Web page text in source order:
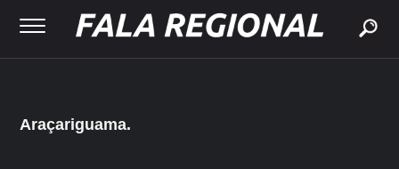
Araçariguama.